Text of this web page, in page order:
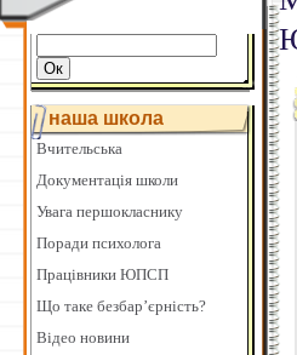
наша школа
Вчительська
Документація школи
Увага першокласнику
Поради психолога
Працівники ЮПСП
Що таке безбар’єрність?
Відео новини